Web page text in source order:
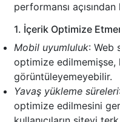
performansı
1. İçerik Optimize
Mobil uyumluluk: Web
optimize edilmemişse,
görüntüleyemeyebilir.
Yavaş yükleme süreleri
optimize edilmesini